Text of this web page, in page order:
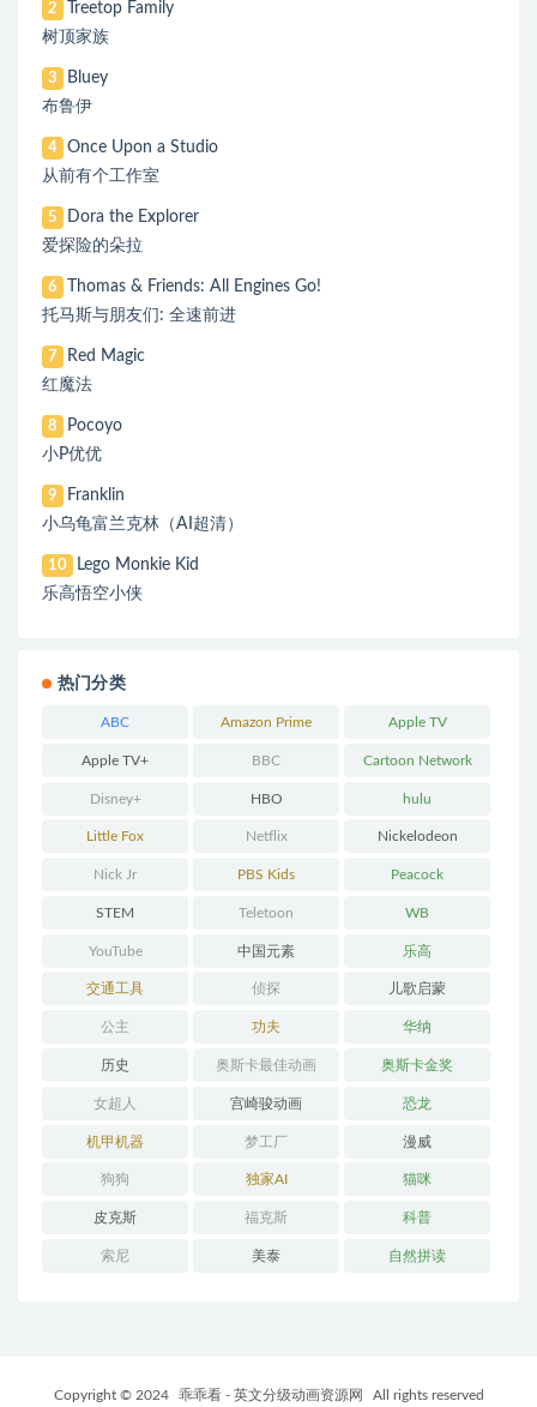
2
Treetop Family
树顶家族
3
Bluey
布鲁伊
4
Once Upon a Studio
从前有个工作室
5
Dora the Explorer
爱探险的朵拉
6
Thomas & Friends: All Engines Go!
托马斯与朋友们: 全速前进
7
Red Magic
红魔法
8
Pocoyo
小P优优
9
Franklin
小乌龟富兰克林（AI超清）
10
Lego Monkie Kid
乐高悟空小侠
热门分类
ABC Amazon Prime Apple TV
Apple TV+ BBC Cartoon Network
Disney+ HBO hulu
Little Fox Netflix Nickelodeon
Nick Jr PBS Kids Peacock
STEM Teletoon WB
YouTube 中国元素 乐高
交通工具 侦探 儿歌启蒙
公主 功夫 华纳
历史 奥斯卡最佳动画 奥斯卡金奖
女超人 宫崎骏动画 恐龙
机甲机器 梦工厂 漫威
狗狗 独家AI 猫咪
皮克斯 福克斯 科普
索尼 美泰 自然拼读
Copyright © 2024 乖乖看 - 英文分级动画资源网 All rights reserved